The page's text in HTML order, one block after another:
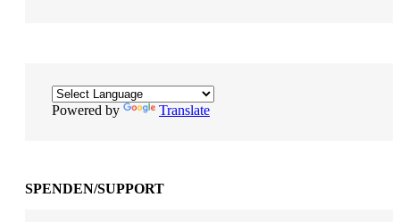
Powered by Translate
SPENDEN/SUPPORT